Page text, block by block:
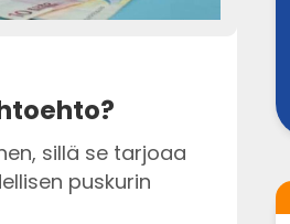
sillä se tarjoaa
puskurin